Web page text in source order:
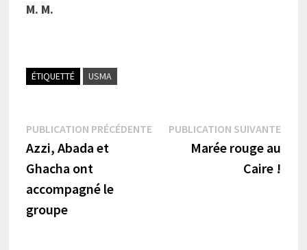
M. M.
ÉTIQUETTÉ USMA
Navigation
de
l’article
PUBLICATION PRÉCÉDENTEPublication
précédente :
Azzi, Abada et
Ghacha ont
accompagné le
groupe
PUBLICATION SUIVANTE
Marée rouge au
Caire !